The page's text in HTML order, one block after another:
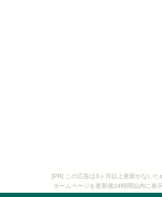
[PR] この広告は3ヶ月以上更新がないた
ホームページを更新後24時間以内に表